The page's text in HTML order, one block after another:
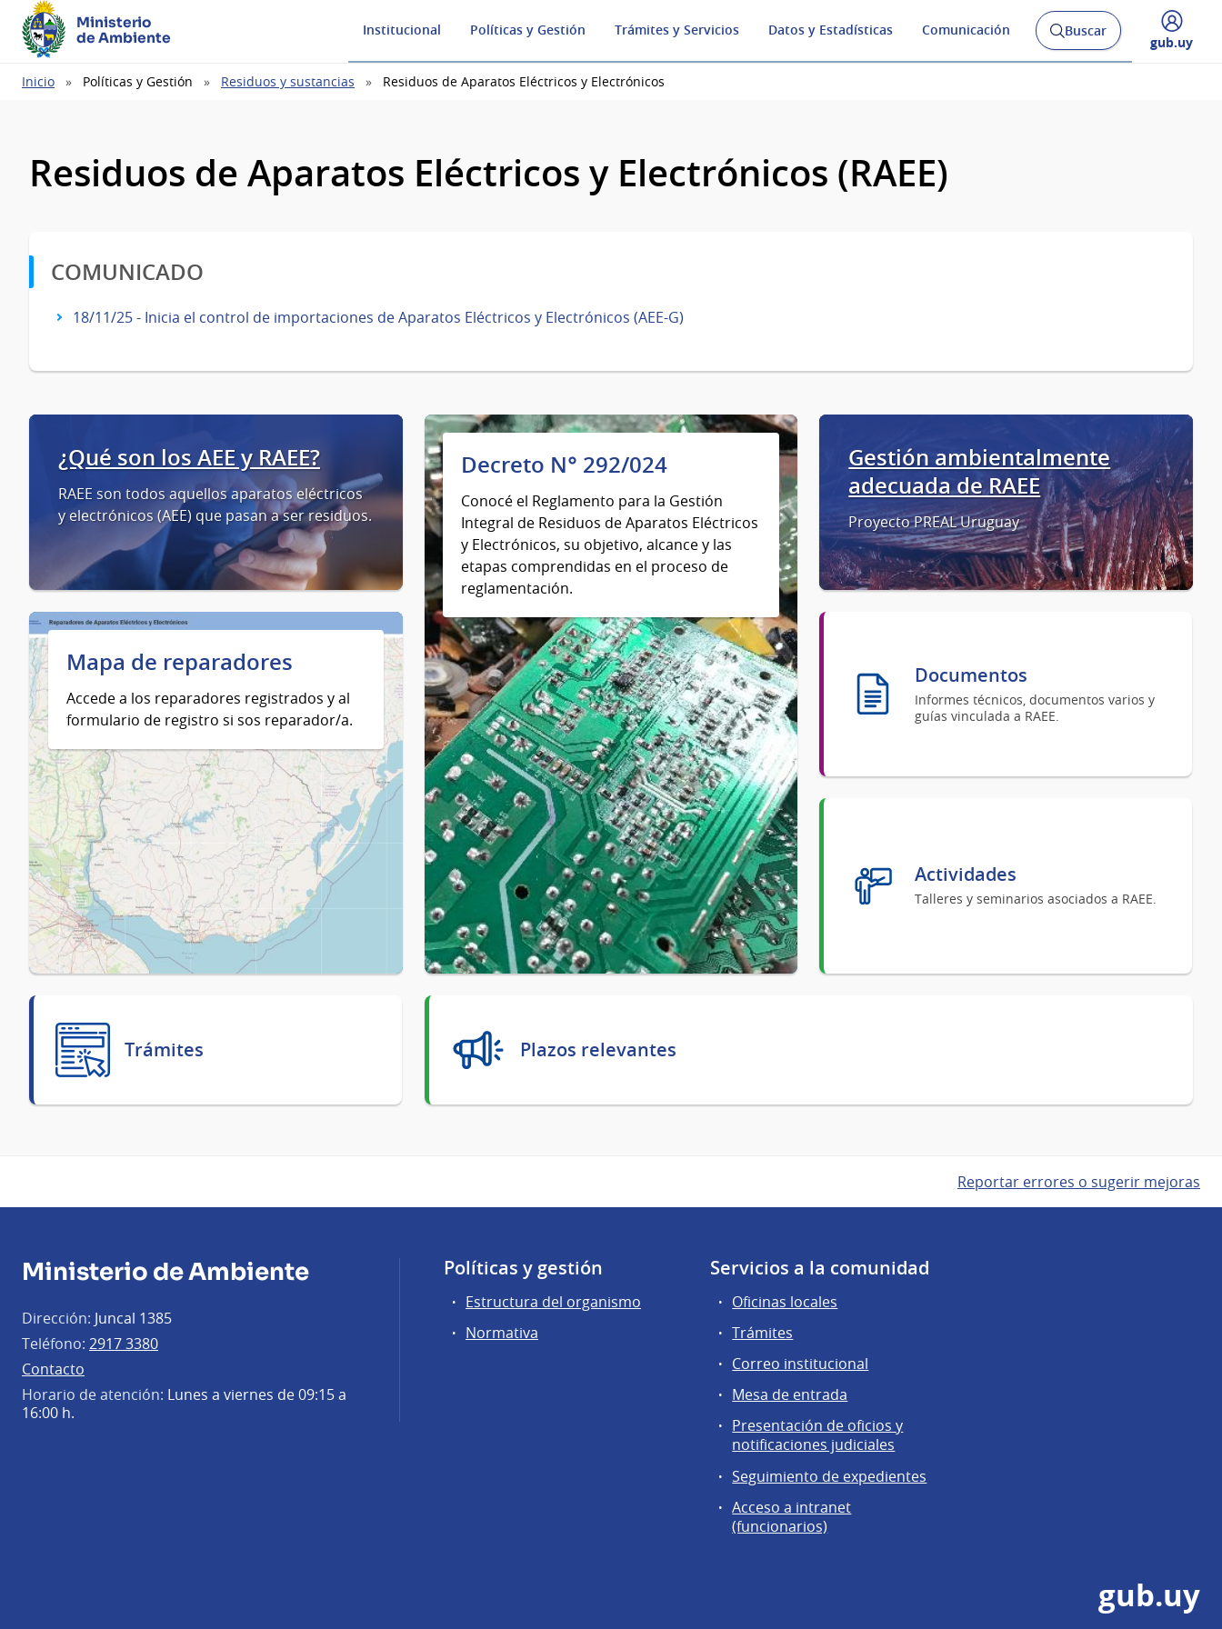
Ministerio
de Ambiente
Institucional Políticas y Gestión Trámites y Servicios Datos y Estadísticas Comunicación
Abrir
buscador
Buscar
Desplegar
gub.uy
Ruta
Inicio Políticas y Gestión Residuos y sustancias Residuos de Aparatos Eléctricos y Electrónicos
Residuos de Aparatos Eléctricos y Electrónicos (RAEE)
COMUNICADO
18/11/25 - Inicia el control de importaciones de Aparatos Eléctricos y Electrónicos (AEE-G)
¿Qué son los AEE y RAEE?
RAEE son todos aquellos aparatos eléctricos
y electrónicos (AEE) que pasan a ser residuos.
Mapa de reparadores
Accede a los reparadores registrados y al
formulario de registro si sos reparador/a.
Decreto N° 292/024
Conocé el Reglamento para la Gestión
Integral de Residuos de Aparatos Eléctricos
y Electrónicos, su objetivo, alcance y las
etapas comprendidas en el proceso de
reglamentación.
Gestión ambientalmente
adecuada de RAEE
Proyecto PREAL Uruguay
Documentos
Informes técnicos, documentos varios y
guías vinculada a RAEE.
Actividades
Talleres y seminarios asociados a RAEE.
Trámites Plazos relevantes
Reportar errores o sugerir mejoras
Ministerio de Ambiente
Dirección: Juncal 1385
Teléfono: 2917 3380
Contacto
Horario de atención: Lunes a viernes de 09:15 a
16:00 h.
Políticas y gestión
Estructura del organismo
Normativa
Servicios a la comunidad
Oficinas locales
Trámites
Correo institucional
Mesa de entrada
Presentación de oficios y
notificaciones judiciales
Seguimiento de expedientes
Acceso a intranet
(funcionarios)
gub.uy